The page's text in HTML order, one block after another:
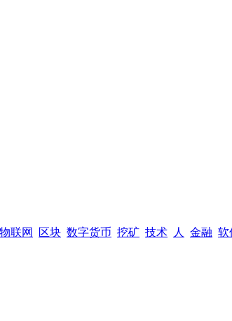
物联网 区块 数字货币 挖矿 技术 人 金融 软